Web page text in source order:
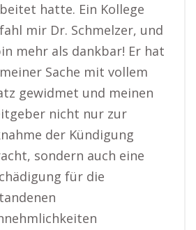
hatte. Ein Kollege
mir Dr. Schmelzer, und
mehr als dankbar! Er hat
Sache mit vollem
gewidmet und meinen
nicht nur zur
der Kündigung
sondern auch eine
für die